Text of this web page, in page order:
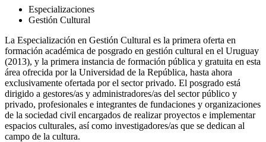
Especializaciones
Gestión Cultural
La Especialización en Gestión Cultural es la primera oferta en
formación académica de posgrado en gestión cultural en el Uruguay
(2013), y la primera instancia de formación pública y gratuita en esta
área ofrecida por la Universidad de la República, hasta ahora
exclusivamente ofertada por el sector privado. El posgrado está
dirigido a gestores/as y administradores/as del sector público y
privado, profesionales e integrantes de fundaciones y organizaciones
de la sociedad civil encargados de realizar proyectos e implementar
espacios culturales, así como investigadores/as que se dedican al
campo de la cultura.